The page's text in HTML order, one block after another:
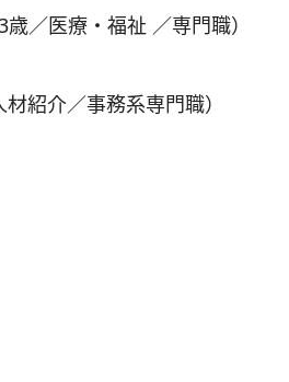
／医療・福祉 ／専門職）
紹介／事務系専門職）